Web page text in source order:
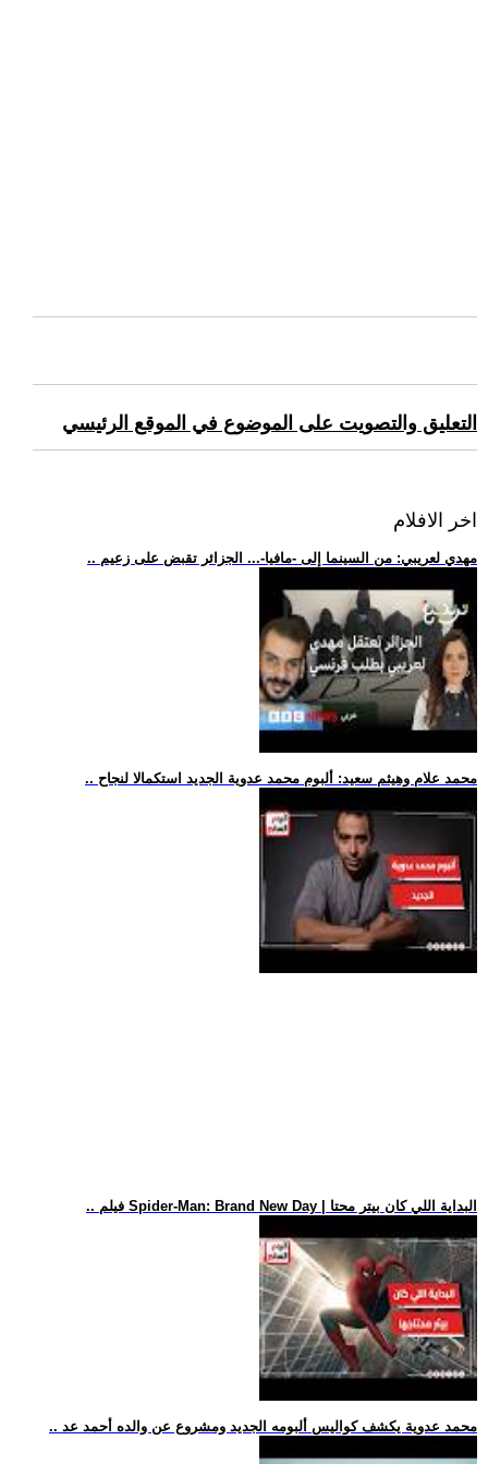
التعليق والتصويت على الموضوع في الموقع الرئيسي
اخر الافلام
.. مهدي لعريبي: من السينما إلى -مافيا-... الجزائر تقبض على زعيم
.. محمد علام وهيثم سعيد: ألبوم محمد عدوية الجديد استكمالا لنجاح
.. فيلم Spider-Man: Brand New Day | البداية اللي كان بيتر محتا
.. محمد عدوية يكشف كواليس ألبومه الجديد ومشروع عن والده أحمد عد